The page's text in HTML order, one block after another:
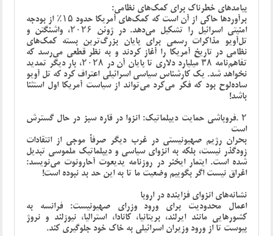
پیامدهای خطرناک برای کمک‌های نظامی:
برآوردها حاکی از آن است که کمک‌های آمریکا حدود ۱۵٪ از بودجه
امنیتی اسرائیل را تشکیل می‌دهد. در ژوئن ۲۰۲۶، واشنگتن و
تل‌آویو مذاکرات رسمی برای پایان بزرگ‌ترین بسته کمک‌های
نظامی در تاریخ آمریکا را آغاز کردند و به نظر قطعی می‌رسد که
تفاهم‌نامه ۳۸ میلیارد دلاری تا پایان آن در ۲۰۲۸، بار دیگر تمدید
نخواهد شد. یک کارشناس سیاسی اسرائیلی اعتراف کرد که تل آویو
ساده‌لوح بود که فکر می‌کرد می‌تواند از سیاست آمریکا اول استثنا
باشد!
۲ .فروپاشی حمایت دیپلماتیک: انزوا در قاره سبز در حال گسترش
است
بحران رژیم صهیونیستی در غرب دیگر صرفاً موجی از انتقادات
زودگذر نیست، بلکه به انزوای سیاسی و دیپلماتیک ملموسی تبدیل
شده است. ایتمار ایخنر در روزنامه یدیعوت آحارونوت می‌نویسد:
اغراق نیست اگر بگوییم وضعیت ما تا به این حد بد نبوده است!
نشانه‌های انزوای فزاینده در اروپا
اعمال محدودیت برای ورود وزرای صهیونیست: فرانسه به
کشورهایی مانند ایرلند، بریتانیا، کانادا، استرالیا، نیوزلند و نروژ
پیوست تا از ورود وزیران اسرائیلی به خاک خود جلوگیری کند.